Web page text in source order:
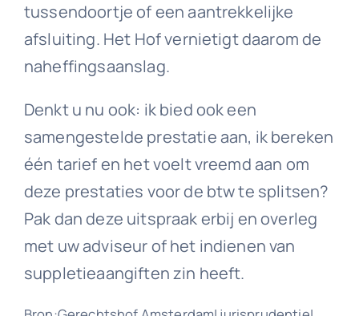
tussendoortje of een aantrekkelijke
afsluiting. Het Hof vernietigt daarom de
naheffingsaanslag.
Denkt u nu ook: ik bied ook een
samengestelde prestatie aan, ik bereken
één tarief en het voelt vreemd aan om
deze prestaties voor de btw te splitsen?
Pak dan deze uitspraak erbij en overleg
met uw adviseur of het indienen van
suppletieaangiften zin heeft.